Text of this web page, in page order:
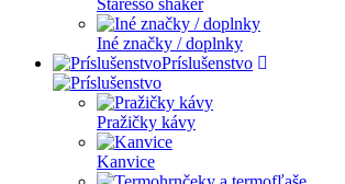
Staresso shaker
Iné značky / doplnky
Príslušenstvo
Pražičky kávy
Kanvice